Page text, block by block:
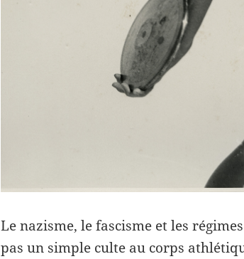
Le nazisme, le fascisme et les
pas un simple culte au corps